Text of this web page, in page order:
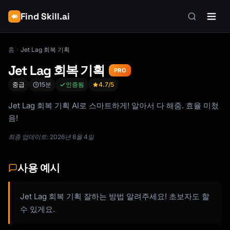
Find Skill.ai
홈 Jet Lag 회복 기획
Jet Lag 회복 기획 PRO
중급 15분 인증됨 4.7/5
Jet Lag 회복 기획 AI로 스마트하게! 알아서 다 해줌. 효율 미쳤
음!
최종 업데이트: 2026년 8월 4일
사용 예시
Jet Lag 회복 기획 잘하는 방법 알려주세요! 초보자도 할
수 있게요.